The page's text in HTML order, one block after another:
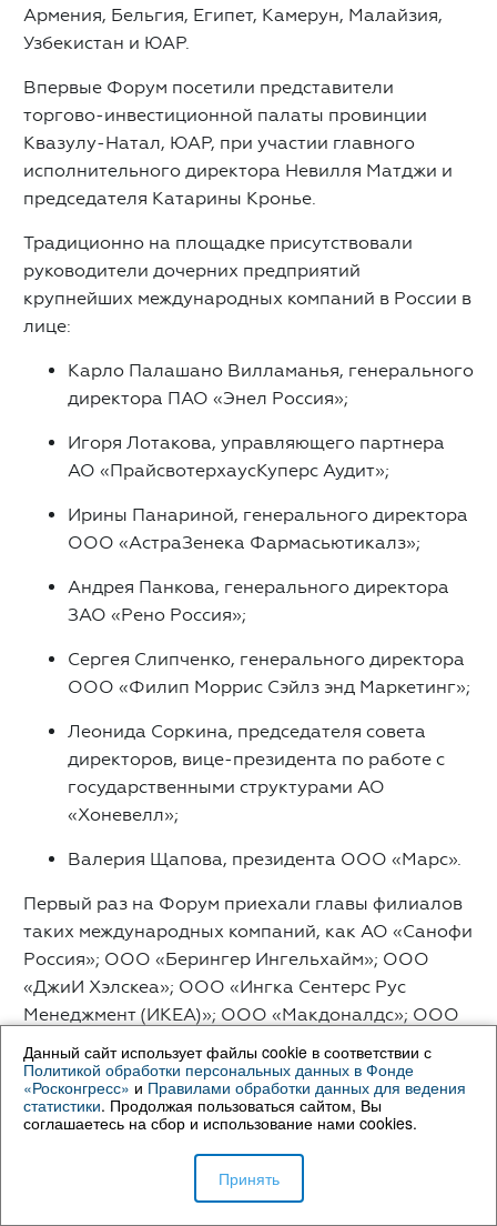
Армения, Бельгия, Египет, Камерун, Малайзия,
Узбекистан и ЮАР.
Впервые Форум посетили представители
торгово-инвестиционной палаты провинции
Квазулу-Натал, ЮАР, при участии главного
исполнительного директора Невилля Матджи и
председателя Катарины Кронье.
Традиционно на площадке присутствовали
руководители дочерних предприятий
крупнейших международных компаний в России в
лице:
Карло Палашано Вилламанья, генерального
директора ПАО «Энел Россия»;
Игоря Лотакова, управляющего партнера
АО «ПрайсвотерхаусКуперс Аудит»;
Ирины Панариной, генерального директора
ООО «АстраЗенека Фармасьютикалз»;
Андрея Панкова, генерального директора
ЗАО «Рено Россия»;
Сергея Слипченко, генерального директора
ООО «Филип Моррис Сэйлз энд Маркетинг»;
Леонида Соркина, председателя совета
директоров, вице-президента по работе с
государственными структурами АО
«Хоневелл»;
Валерия Щапова, президента ООО «Марс».
Первый раз на Форум приехали главы филиалов
таких международных компаний, как АО «Санофи
Россия»; ООО «Берингер Ингельхайм»; ООО
«ДжиИ Хэлскеа»; ООО «Ингка Сентерс Рус
Менеджмент (ИКЕА)»; ООО «Макдоналдс»; ООО
«ПепсиКо Холдингс»; ООО «САП СНГ»; ООО
«Такеда Фармасьютикалс»; ООО «Филипс»; ООО
«Хавле-Севком»; ООО «Хендэ Мотор СНГ»; ООО
«Эбботт Лэбораториз»; ООО «Юнилевер Русь».
В Форуме приняли участие 468 глав российских
компаний (в прошлом году – 308), в том числе
Данный сайт использует файлы cookie в соответствии с
Политикой обработки персональных данных в Фонде
«Росконгресс» и Правилами обработки данных для ведения
статистики. Продолжая пользоваться сайтом, Вы
соглашаетесь на сбор и использование нами cookies.
Принять